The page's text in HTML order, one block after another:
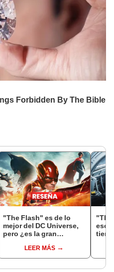
"The Flash" es de lo
mejor del DC Universe,
pero ¿es la gran
hicieron?LEER MÁS